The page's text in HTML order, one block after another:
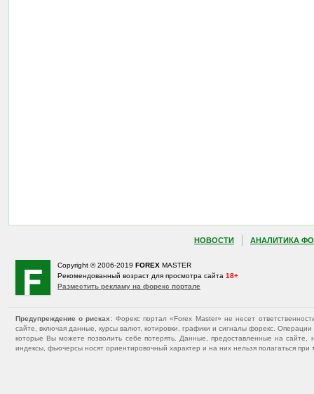
НОВОСТИ АНАЛИТИКА
Copyright © 2006-2019 FOREX MASTER
Рекомендованный возраст для просмотра сайта 18+
Разместить рекламу на форекс портале
Предупреждение о рисках : Форекс портал «Forex Master» не несет
сайте, включая данные, курсы валют, котировки, графики и сигналы форекс.
которые Вы можете позволить себе потерять. Данные, предоставленные на
индексы, фьючерсы носят ориентировочный характер и на них нельзя полагаться при